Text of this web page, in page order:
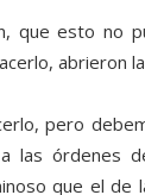
que esto no
abrieron
pero
las órdenes
que el de